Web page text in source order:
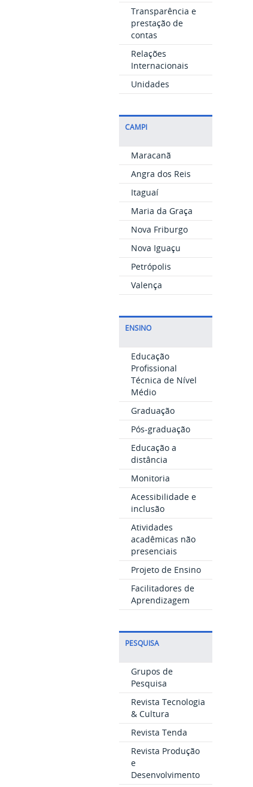
Transparência e
prestação de
contas
Relações
Internacionais
Unidades
CAMPI
Maracanã
Angra dos Reis
Itaguaí
Maria da Graça
Nova Friburgo
Nova Iguaçu
Petrópolis
Valença
ENSINO
Educação
Profissional
Técnica de Nível
Médio
Graduação
Pós-graduação
Educação a
distância
Monitoria
Acessibilidade e
inclusão
Atividades
acadêmicas não
presenciais
Projeto de Ensino
Facilitadores de
Aprendizagem
PESQUISA
Grupos de
Pesquisa
Revista Tecnologia
& Cultura
Revista Tenda
Revista Produção
e
Desenvolvimento